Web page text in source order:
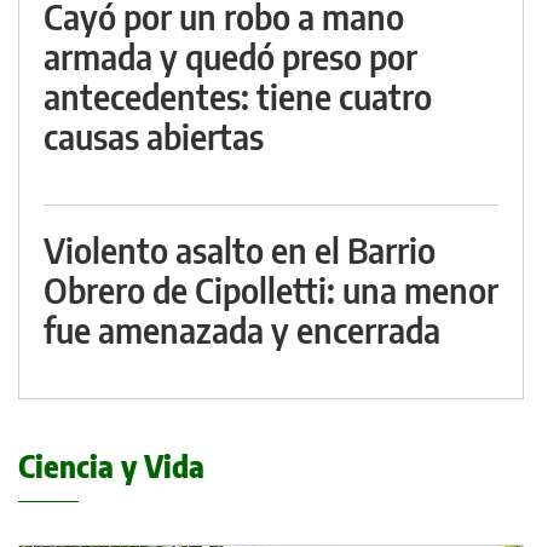
Cayó por un robo a mano
armada y quedó preso por
antecedentes: tiene cuatro
causas abiertas
Violento asalto en el Barrio
Obrero de Cipolletti: una menor
fue amenazada y encerrada
Ciencia y Vida